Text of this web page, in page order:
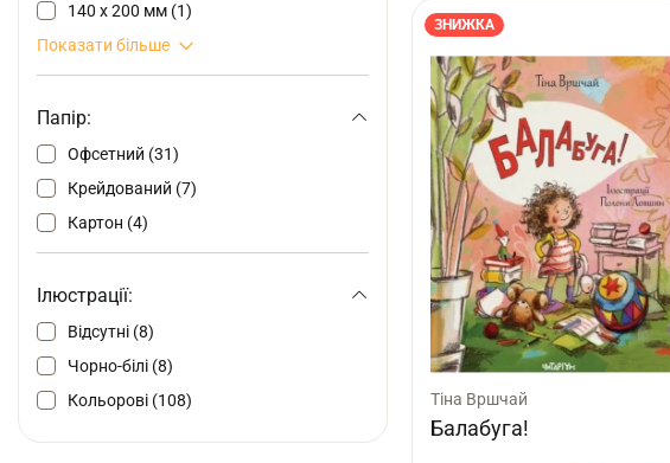
140 х 200 мм (1)
Показати більше
Папір:
Офсетний (31)
Крейдований (7)
Картон (4)
Ілюстрації:
Відсутні (8)
Чорно-білі (8)
Кольорові (108)
ЗНИЖКА
Тіна Вршчай
Балабуга!